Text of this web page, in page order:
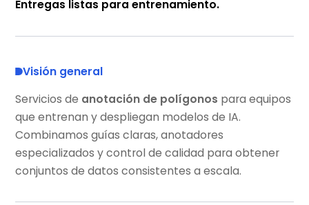
Entregas listas para entrenamiento.
Visión general
Servicios de anotación de polígonos para equipos
que entrenan y despliegan modelos de IA.
Combinamos guías claras, anotadores
especializados y control de calidad para obtener
conjuntos de datos consistentes a escala.